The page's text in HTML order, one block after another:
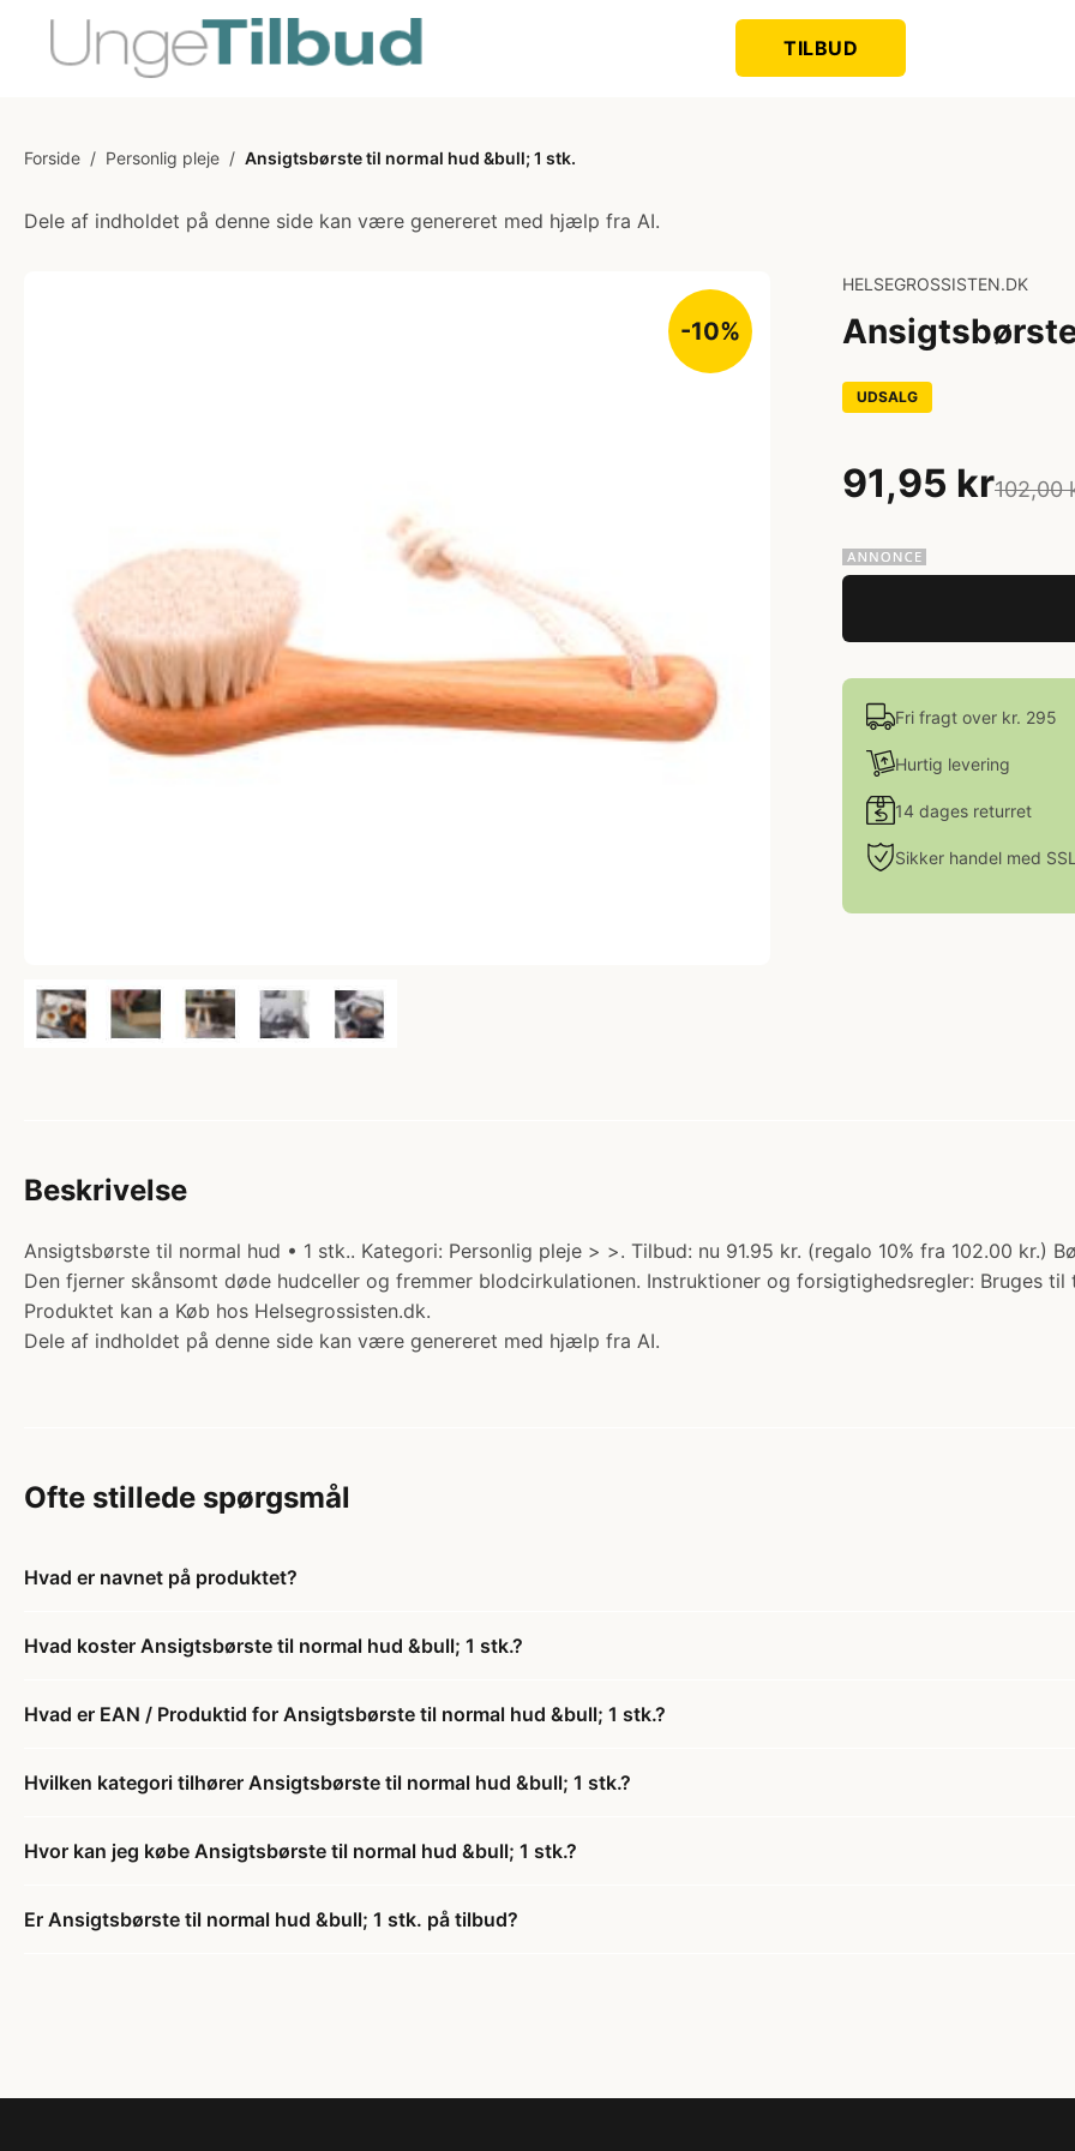
TILBUD
Forside / Personlig pleje / Ansigtsbørste til normal hud &bull; 1 stk.
Dele af indholdet på denne side kan være genereret med hjælp fra AI.
-10%
HELSEGROSSISTEN.DK
UDSALG
91,95 kr102,00
Fri fragt over kr. 295
Hurtig levering
14 dages returret
Sikker handel med SSL
Beskrivelse
Ansigtsbørste til normal hud • 1 stk.. Kategori: Personlig pleje > >. Tilbud: nu 91.95 kr. (regalo 10% fra 102.00 kr.)
Den fjerner skånsomt døde hudceller og fremmer blodcirkulationen. Instruktioner og forsigtighedsregler: Bruges
Produktet kan a Køb hos Helsegrossisten.dk.
Dele af indholdet på denne side kan være genereret med hjælp fra AI.
Ofte stillede spørgsmål
Hvad er navnet på produktet?
Hvad koster Ansigtsbørste til normal hud &bull; 1 stk.?
Hvad er EAN / Produktid for Ansigtsbørste til normal hud &bull; 1 stk.?
Hvilken kategori tilhører Ansigtsbørste til normal hud &bull; 1 stk.?
Hvor kan jeg købe Ansigtsbørste til normal hud &bull; 1 stk.?
Er Ansigtsbørste til normal hud &bull; 1 stk. på tilbud?